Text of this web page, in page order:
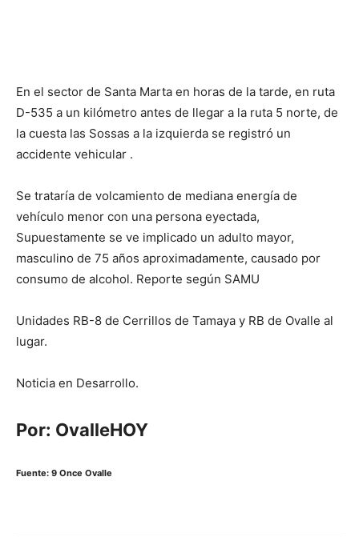
En el sector de Santa Marta en horas de la tarde, en ruta
D-535 a un kilómetro antes de llegar a la ruta 5 norte, de
la cuesta las Sossas a la izquierda se registró un
accidente vehicular .
Se trataría de volcamiento de mediana energía de
vehículo menor con una persona eyectada,
Supuestamente se ve implicado un adulto mayor,
masculino de 75 años aproximadamente, causado por
consumo de alcohol. Reporte según SAMU
Unidades RB-8 de Cerrillos de Tamaya y RB de Ovalle al
lugar.
Noticia en Desarrollo.
Por: OvalleHOY
Fuente: 9 Once Ovalle